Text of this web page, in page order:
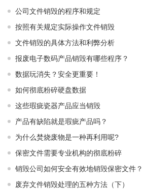
公司文件销毁的程序和规定
按照有关规定实际操作文件销毁
文件销毁的具体方法和利弊分析
报废电子数码产品销毁有哪些程序？
数据玩消失？安全更重要！
如何彻底粉碎硬盘数据
这些瑕疵瓷器产品应当销毁
产品有缺陷就是瑕疵产品吗？
为什么焚烧废物是一种再利用呢?
保密文件需要专业机构的彻底粉碎
销毁公司如何安全有效地销毁保密文件？
废弃文件销毁处理的五种方法（下）